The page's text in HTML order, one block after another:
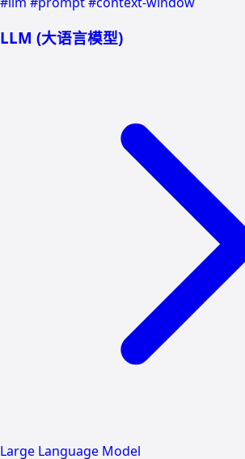
LLM (大语言模型)
Large Language Model